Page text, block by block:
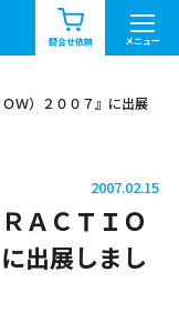
問合せ依頼 メニュー
お知らせ一覧
関東
中国・四国
Ｗ）２００７』に出展
2007.02.15
ＡＣＴＩＯ
出展しまし